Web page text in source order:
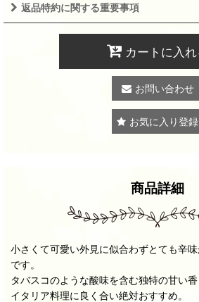
返品特約に関する重要事項
カートに入れ
お問い合わせ
お気に入り登録
商品詳細
小さくて可愛い外見に似合わずとても辛
です。
タバスコのような酸味を含む独特の甘い
イタリア料理に良く合い絶対おすすめ。